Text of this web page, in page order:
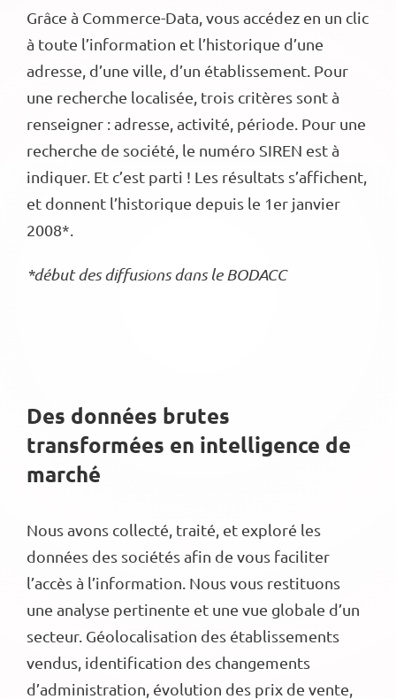
Grâce à Commerce-Data, vous accédez en un clic
à toute l’information et l’historique d’une
adresse, d’une ville, d’un établissement. Pour
une recherche localisée, trois critères sont à
renseigner : adresse, activité, période. Pour une
recherche de société, le numéro SIREN est à
indiquer. Et c’est parti ! Les résultats s’affichent,
et donnent l’historique depuis le 1er janvier
2008*.
*début des diffusions dans le BODACC
Des données brutes
transformées en intelligence de
marché
Nous avons collecté, traité, et exploré les
données des sociétés afin de vous faciliter
l’accès à l’information. Nous vous restituons
une analyse pertinente et une vue globale d’un
secteur. Géolocalisation des établissements
vendus, identification des changements
d’administration, évolution des prix de vente,